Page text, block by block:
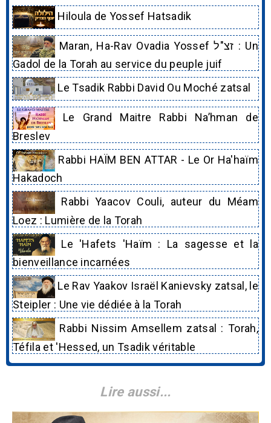
Hiloula de Yossef Hatsadik
Maran, Ha-Rav Ovadia Yossef זצ"ל : Un
Gadol de la Torah au service du peuple juif
Le Tsadik Rabbi David Ou Moché zatsal
Le Grand Maitre Rabbi Na’hman de
Breslev
Rabbi HAÏM BEN ATTAR - Le Or Ha'haïm
Hakadoch
Rabbi Yaacov Couli, auteur du Méam
Loez : Lumière de la Torah
Le 'Hafets 'Haïm : La sagesse et la
bienveillance incarnées
Le Rav Yaakov Israël Kanievsky zatsal, le
Steipler : Une vie dédiée à la Torah
Rabbi Nissim Amsellem zatsal : Torah,
Téfila et 'Hessed, un Tsadik véritable
Lire aussi...